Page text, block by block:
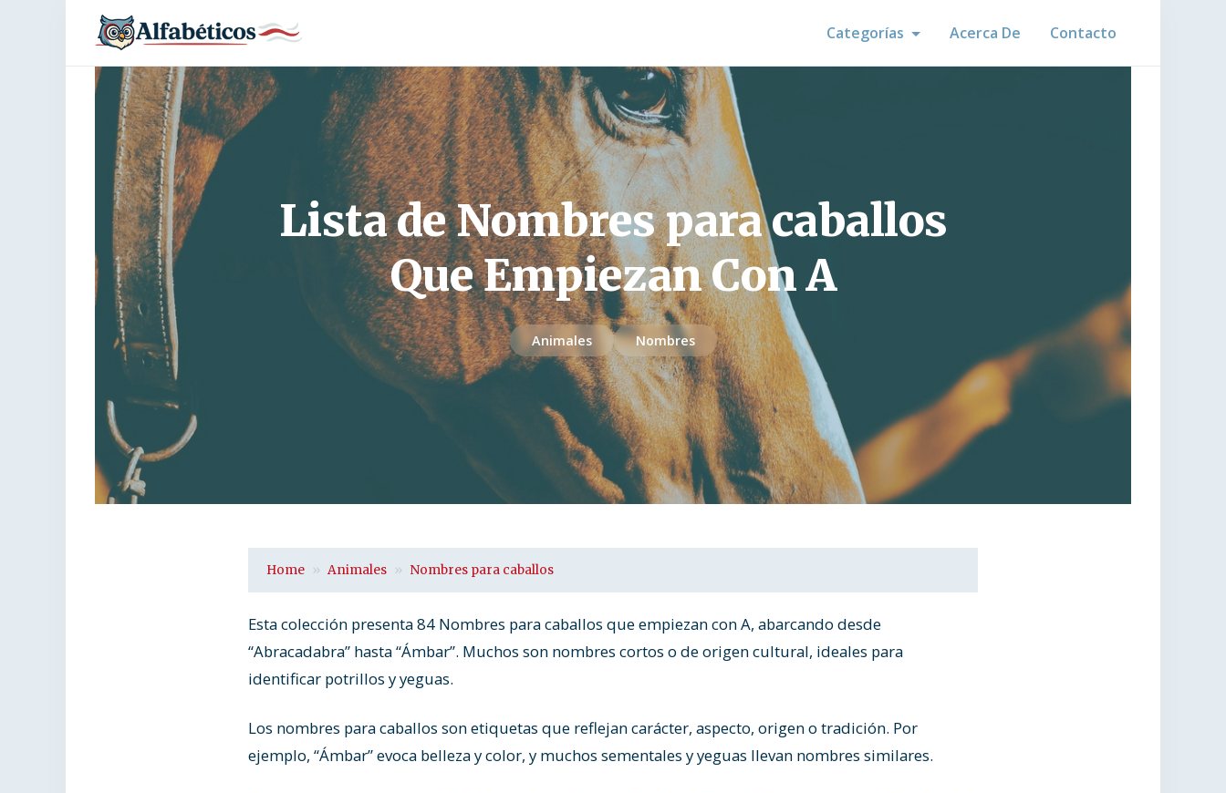
Categorías Acerca De Contacto
Lista de Nombres para caballos
Que Empiezan Con A
Animales Nombres
Home Animales Nombres para caballos
Esta colección presenta 84 Nombres para caballos que empiezan con A, abarcando desde
“Abracadabra” hasta “Ámbar”. Muchos son nombres cortos o de origen cultural, ideales para
identificar potrillos y yeguas.
Los nombres para caballos son etiquetas que reflejan carácter, aspecto, origen o tradición. Por
ejemplo, “Ámbar” evoca belleza y color, y muchos sementales y yeguas llevan nombres similares.